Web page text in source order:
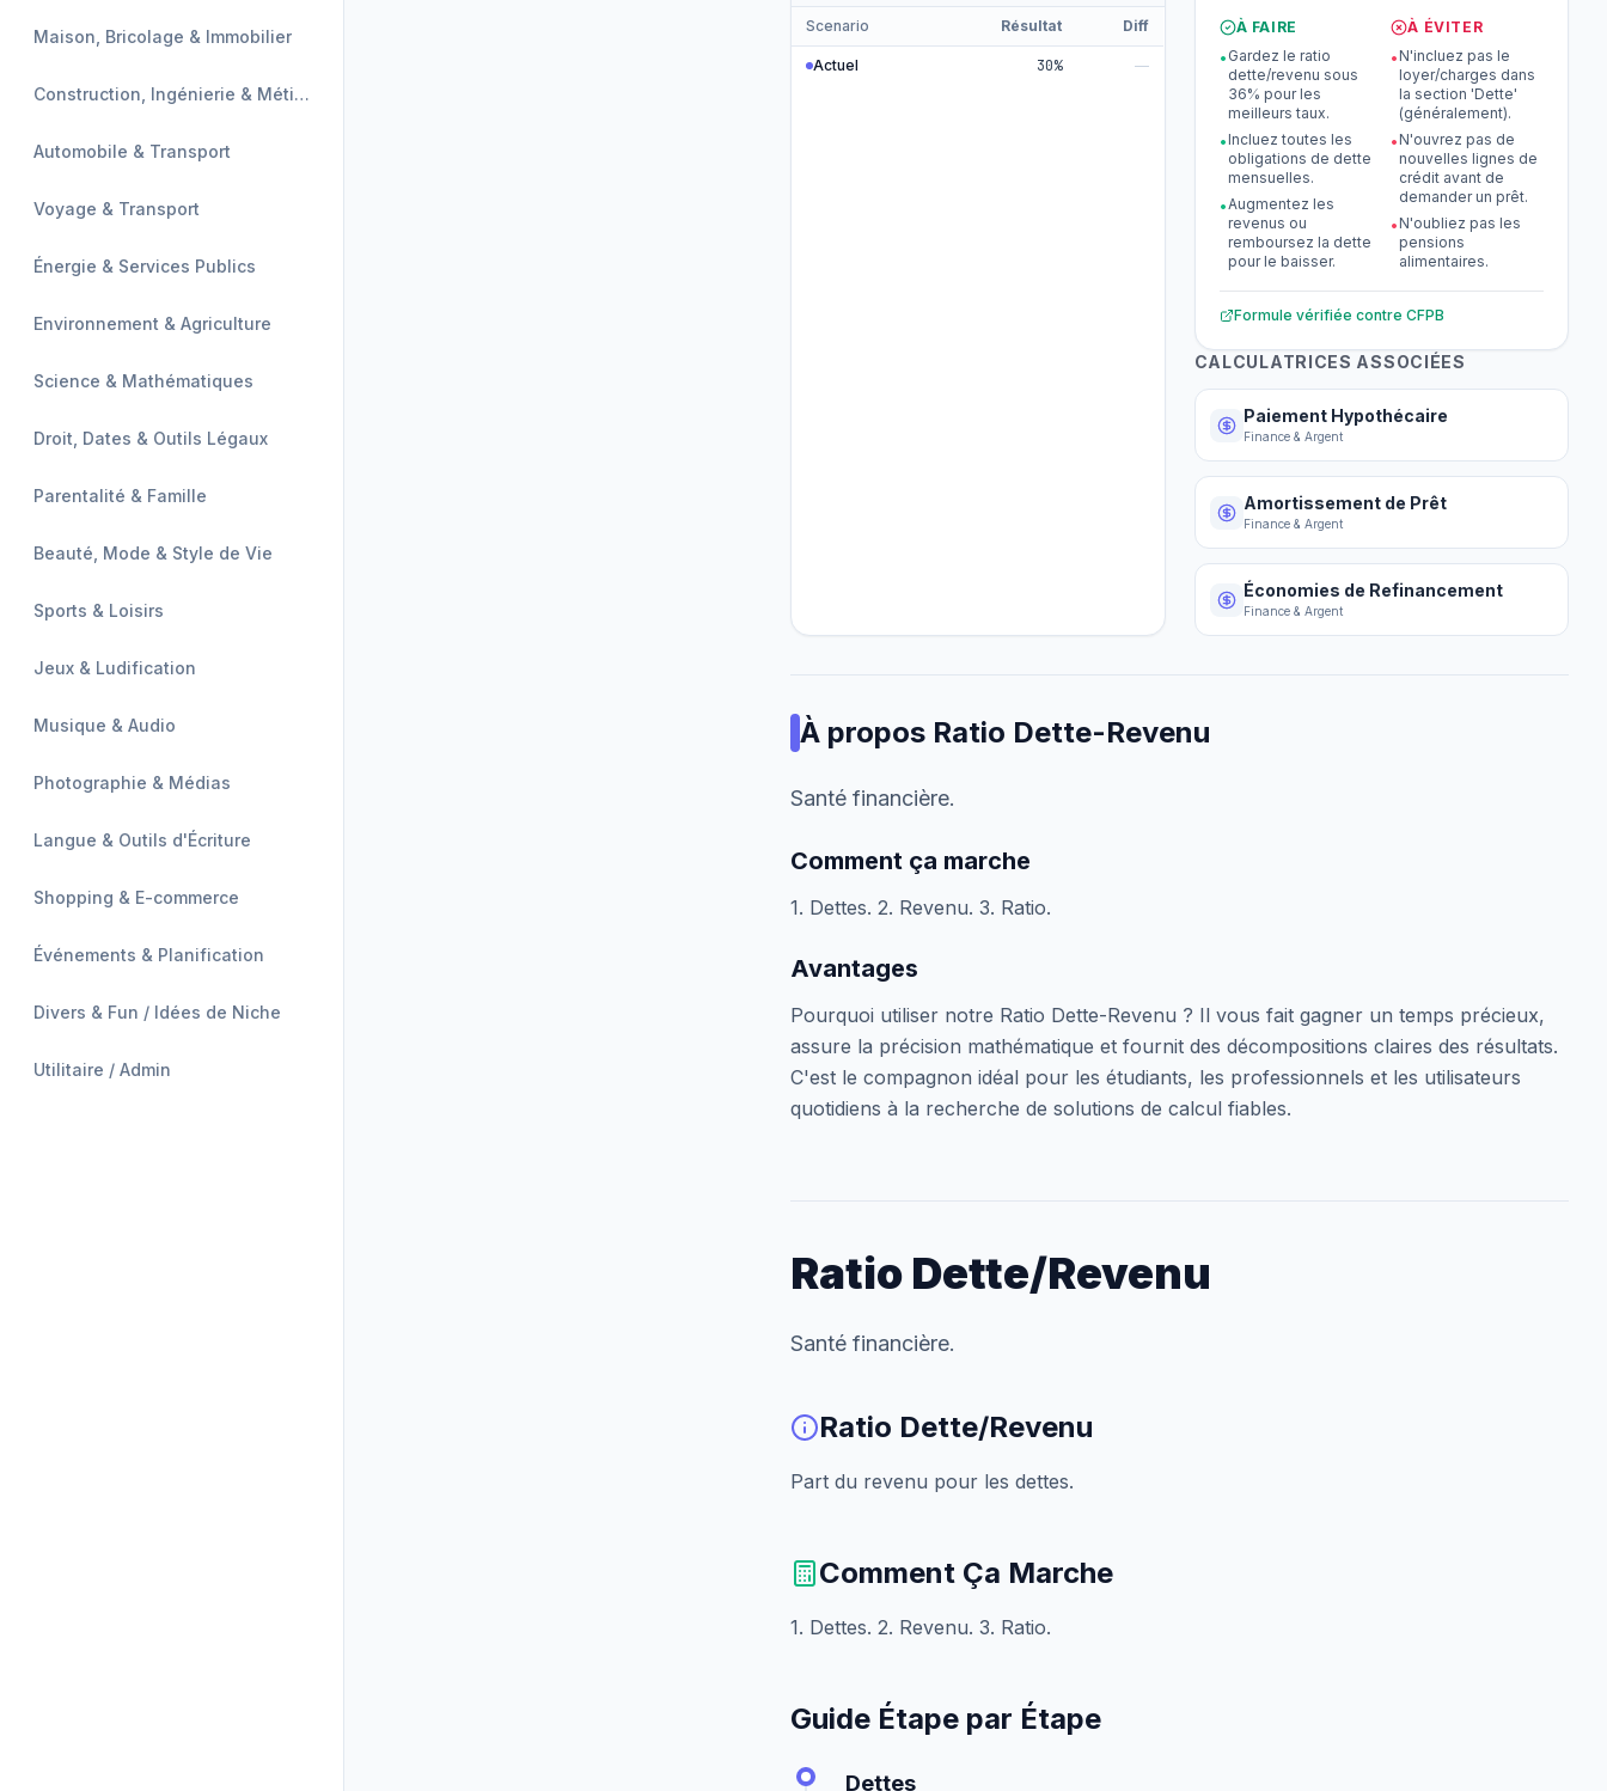
Maison, Bricolage & Immobilier
Construction, Ingénierie & Métiers
Automobile & Transport
Voyage & Transport
Énergie & Services Publics
Environnement & Agriculture
Science & Mathématiques
Droit, Dates & Outils Légaux
Parentalité & Famille
Beauté, Mode & Style de Vie
Sports & Loisirs
Jeux & Ludification
Musique & Audio
Photographie & Médias
Langue & Outils d'Écriture
Shopping & E-commerce
Événements & Planification
Divers & Fun / Idées de Niche
Utilitaire / Admin
Scenario Résultat Diff
Actuel 30% —
À FAIRE
• Gardez le ratio
dette/revenu sous
36% pour les
meilleurs taux.
• Incluez toutes les
obligations de dette
mensuelles.
•Augmentez les
revenus ou
remboursez la dette
pour le baisser.
À ÉVITER
• N'incluez pas le
loyer/charges dans
la section 'Dette'
(généralement).
• N'ouvrez pas de
nouvelles lignes de
crédit avant de
demander un prêt.
• N'oubliez pas les
pensions
alimentaires.
Formule vérifiée contre CFPB
CALCULATRICES ASSOCIÉES
Paiement Hypothécaire
Finance & Argent
Amortissement de Prêt
Finance & Argent
Économies de Refinancement
Finance & Argent
À propos Ratio Dette-Revenu
Santé financière.
Comment ça marche
1. Dettes. 2. Revenu. 3. Ratio.
Avantages
Pourquoi utiliser notre Ratio Dette-Revenu ? Il vous fait gagner un temps précieux,
assure la précision mathématique et fournit des décompositions claires des résultats.
C'est le compagnon idéal pour les étudiants, les professionnels et les utilisateurs
quotidiens à la recherche de solutions de calcul fiables.
Ratio Dette/Revenu
Santé financière.
Ratio Dette/Revenu
Part du revenu pour les dettes.
Comment Ça Marche
1. Dettes. 2. Revenu. 3. Ratio.
Guide Étape par Étape
Dettes